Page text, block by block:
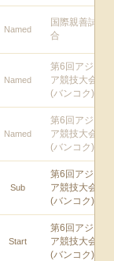
Named
国際親善試
合
Named
第6回アジ
ア競技大会
(バンコク)
Named
第6回アジ
ア競技大会
(バンコク)
Sub
第6回アジ
ア競技大会
(バンコク)
Start
第6回アジ
ア競技大会
(バンコク)